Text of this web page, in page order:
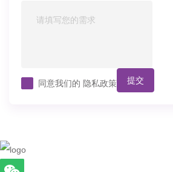
同意我们的 隐私政策 提交